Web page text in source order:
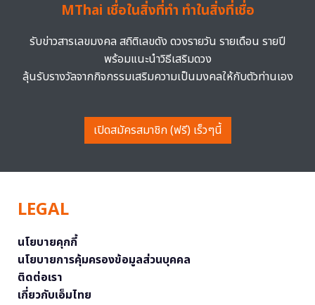
MThai เชื่อในสิ่งที่ทำ ทำในสิ่งที่เชื่อ
รับข่าวสารเลขมงคล สถิติเลขดัง ดวงรายวัน รายเดือน รายปี
พร้อมแนะนำวิธีเสริมดวง
ลุ้นรับรางวัลจากกิจกรรมเสริมความเป็นมงคลให้กับตัวท่านเอง
เปิดสมัครสมาชิก (ฟรี) เร็วๆนี้
LEGAL
นโยบายคุกกี้
นโยบายการคุ้มครองข้อมูลส่วนบุคคล
ติดต่อเรา
เกี่ยวกับเอ็มไทย